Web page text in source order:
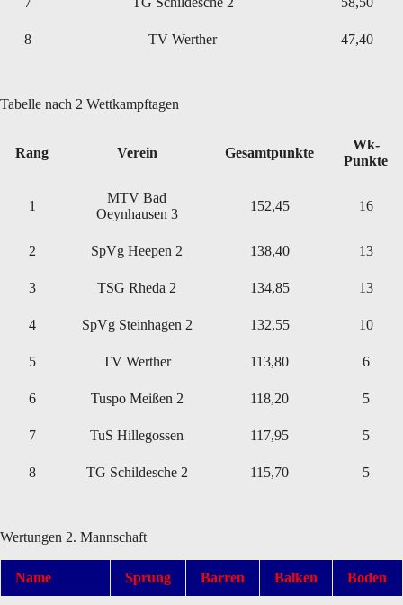
8 TV Werther 47,40
Tabelle nach 2 Wettkampftagen
Rang Verein Gesamtpunkte
Wk-
Punkte
1
MTV Bad
Oeynhausen 3
152,45 16
2 SpVg Heepen 2 138,40 13
3 TSG Rheda 2 134,85 13
4 SpVg Steinhagen 2 132,55 10
5 TV Werther 113,80 6
6 Tuspo Meißen 2 118,20 5
7 TuS Hillegossen 117,95 5
8 TG Schildesche 2 115,70 5
Wertungen 2. Mannschaft
Name Sprung Barren Balken Boden